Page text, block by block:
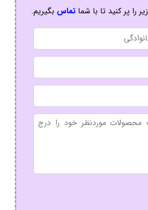
زیر را پر کنید تا با شماتماس بگیریم.